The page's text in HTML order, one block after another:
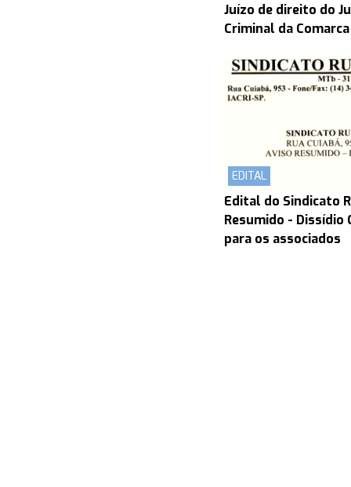
Juízo de direito do
Criminal da
EDITAL
Edital do Sindicato
Resumido -
para os associados